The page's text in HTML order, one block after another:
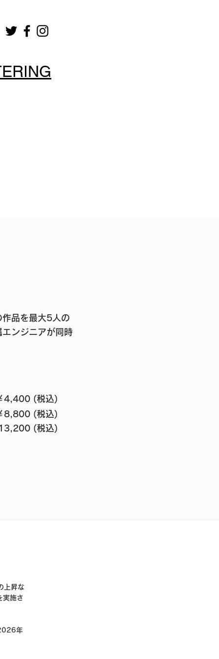
品を最大5人の
エンジニアが同時
(税込)
(税込)
(税込)
上昇な
実施さ
年